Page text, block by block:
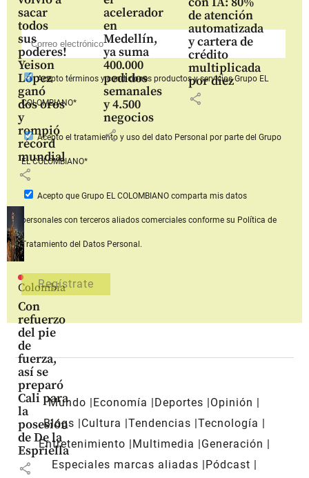
sacar
todos
sus
poderes!
Yeison
López
ganó
dos oros
y
rompió
récord
mundial
share
acelerador
en
Medellín,
ya suma
400.000
pedidos
semanales
y 4.500
negocios
share
de atención
automatizada
y cartera de
crédito
multiplicada
por diez
share
Colombia
Con
refuerzo
del pie
de
fuerza,
así se
preparó
Cali para
la
posesión
de De la
Espriella
share
Aceptotérminos y condiciones productos y serviciosGrupo EL
COLOMBIANO*
Acepto el tratamiento y uso del dato Personal por parte del Grupo
EL COLOMBIANO*
Acepto que Grupo EL COLOMBIANOcomparta mis datos
personales con terceros aliados comerciales conforme su Política de
Tratamiento del Datos Personal.
Mundo Economía Deportes
Opinión
Blogs
Cultura Tendencias Tecnología
Entretenimiento
Multimedia
Generación
Especiales marcas aliadas
Pódcast